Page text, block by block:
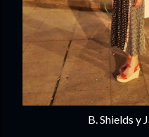
B. Shields y